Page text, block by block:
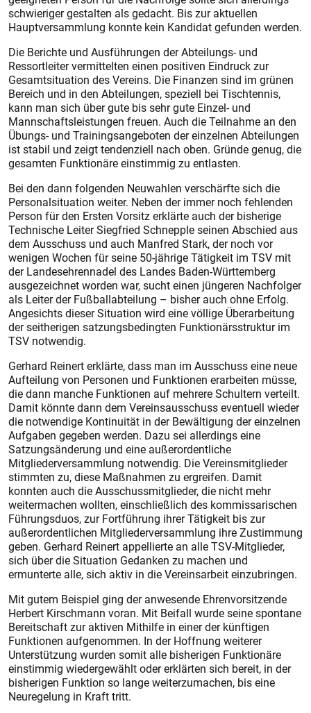
schwieriger gestalten als gedacht. Bis zur aktuellen
Hauptversammlung konnte kein Kandidat gefunden werden.
Die Berichte und Ausführungen der Abteilungs- und
Ressortleiter vermittelten einen positiven Eindruck zur
Gesamtsituation des Vereins. Die Finanzen sind im grünen
Bereich und in den Abteilungen, speziell bei Tischtennis,
kann man sich über gute bis sehr gute Einzel- und
Mannschaftsleistungen freuen. Auch die Teilnahme an den
Übungs- und Trainingsangeboten der einzelnen Abteilungen
ist stabil und zeigt tendenziell nach oben. Gründe genug, die
gesamten Funktionäre einstimmig zu entlasten.
Bei den dann folgenden Neuwahlen verschärfte sich die
Personalsituation weiter. Neben der immer noch fehlenden
Person für den Ersten Vorsitz erklärte auch der bisherige
Technische Leiter Siegfried Schnepple seinen Abschied aus
dem Ausschuss und auch Manfred Stark, der noch vor
wenigen Wochen für seine 50-jährige Tätigkeit im TSV mit
der Landesehrennadel des Landes Baden-Württemberg
ausgezeichnet worden war, sucht einen jüngeren Nachfolger
als Leiter der Fußballabteilung – bisher auch ohne Erfolg.
Angesichts dieser Situation wird eine völlige Überarbeitung
der seitherigen satzungsbedingten Funktionärsstruktur im
TSV notwendig.
Gerhard Reinert erklärte, dass man im Ausschuss eine neue
Aufteilung von Personen und Funktionen erarbeiten müsse,
die dann manche Funktionen auf mehrere Schultern verteilt.
Damit könnte dann dem Vereinsausschuss eventuell wieder
die notwendige Kontinuität in der Bewältigung der einzelnen
Aufgaben gegeben werden. Dazu sei allerdings eine
Satzungsänderung und eine außerordentliche
Mitgliederversammlung notwendig. Die Vereinsmitglieder
stimmten zu, diese Maßnahmen zu ergreifen. Damit
konnten auch die Ausschussmitglieder, die nicht mehr
weitermachen wollten, einschließlich des kommissarischen
Führungsduos, zur Fortführung ihrer Tätigkeit bis zur
außerordentlichen Mitgliederversammlung ihre Zustimmung
geben. Gerhard Reinert appellierte an alle TSV-Mitglieder,
sich über die Situation Gedanken zu machen und
ermunterte alle, sich aktiv in die Vereinsarbeit einzubringen.
Mit gutem Beispiel ging der anwesende Ehrenvorsitzende
Herbert Kirschmann voran. Mit Beifall wurde seine spontane
Bereitschaft zur aktiven Mithilfe in einer der künftigen
Funktionen aufgenommen. In der Hoffnung weiterer
Unterstützung wurden somit alle bisherigen Funktionäre
einstimmig wiedergewählt oder erklärten sich bereit, in der
bisherigen Funktion so lange weiterzumachen, bis eine
Neuregelung in Kraft tritt.